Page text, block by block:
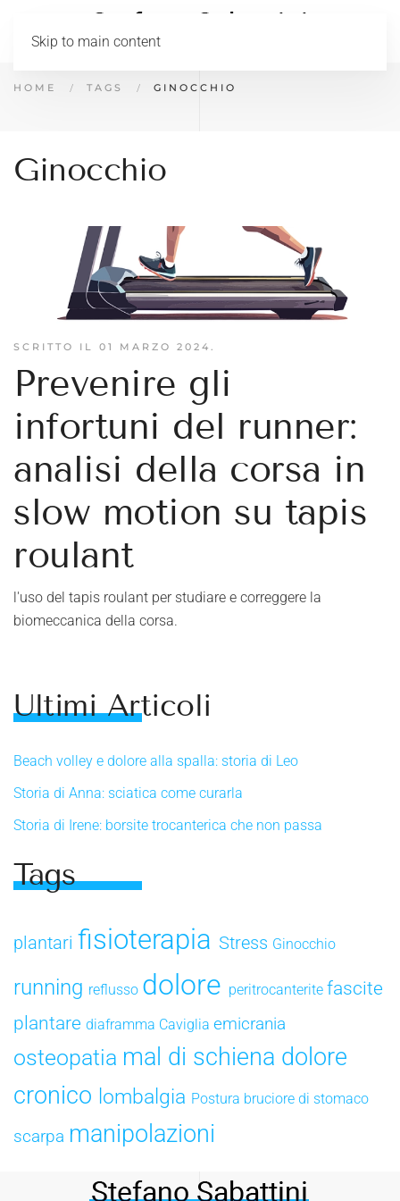
Skip to main content
HOME TAGS GINOCCHIO
Ginocchio
SCRITTO IL 01 MARZO 2024 .
Prevenire gli
infortuni del runner:
analisi della corsa in
slow motion su tapis
roulant
l'uso del tapis roulant per studiare e correggere la
biomeccanica della corsa.
Ultimi Articoli
Beach volley e dolore alla spalla: storia di Leo
Storia di Anna: sciatica come curarla
Storia di Irene: borsite trocanterica che non passa
Tags
plantari fisioterapia Stress Ginocchio
running reflusso dolore peritrocanterite fascite
plantare diaframma Caviglia emicrania
osteopatia mal di schiena dolore
cronico lombalgia Postura bruciore di stomaco
scarpa manipolazioni